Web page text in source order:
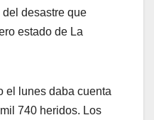
desastre que
estado de La
el lunes daba cuenta
740 heridos. Los